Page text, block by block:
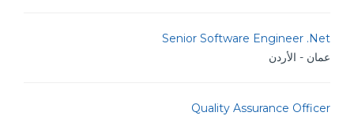
Senior Software Engineer .Net
عمان - الأردن
Quality Assurance Officer